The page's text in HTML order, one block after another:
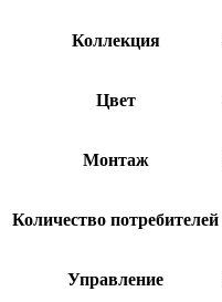
Коллекция
Цвет
Монтаж
Количество потребителей
Управление